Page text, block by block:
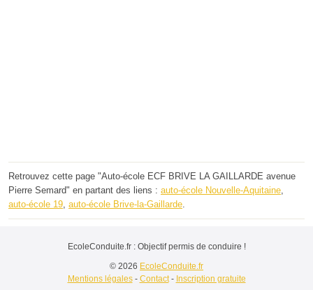
Retrouvez cette page "Auto-école ECF BRIVE LA GAILLARDE avenue
Pierre Semard" en partant des liens : auto-école Nouvelle-Aquitaine
auto-école 19 auto-école Brive-la-Gaillarde
EcoleConduite.fr : Objectif permis de conduire !
© 2026 EcoleConduite.fr
Mentions légales- Contact- Inscription gratuite